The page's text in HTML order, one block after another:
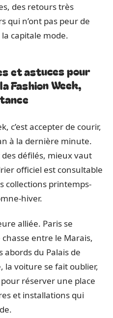
des retours très
qui n’ont pas peur de
capitale mode.
et astuces pour
Fashion Week,
c’est accepter de courir,
à la dernière minute.
défilés, mieux vaut
officiel est consultable
collections printemps-
hiver.
alliée. Paris se
entre le Marais,
abords du Palais de
la voiture se fait oublier,
réserver une place
et installations qui